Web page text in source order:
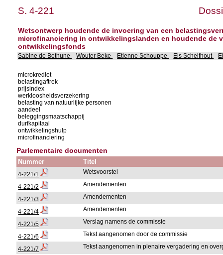
S. 4-221
Wetsontwerp houdende de invoering van een
microfinanciering in ontwikkelingslanden en houdende de
ontwikkelingsfonds
Sabine de Bethune Wouter Beke Etienne Schouppe Els Schelfhout
microkrediet
belastingaftrek
prijsindex
werkloosheidsverzekering
belasting van natuurlijke personen
aandeel
beleggingsmaatschappij
durfkapitaal
ontwikkelingshulp
microfinanciering
Parlementaire documenten
Nummer Titel
4-221/1 Wetsvoorstel
4-221/2 Amendementen
4-221/3 Amendementen
4-221/4 Amendementen
4-221/5 Verslag namens de commissie
4-221/6 Tekst aangenomen door de commissie
4-221/7 Tekst aangenomen in plenaire vergadering en